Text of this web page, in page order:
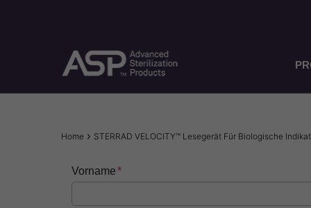
Breadcrumb
Home STERRAD VELOCITY™ Lesegerät Für Biologische
Vorname